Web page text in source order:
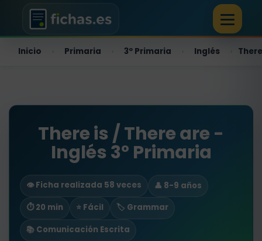
Inicio Primaria 3º Primaria Inglés
There is / There are -
Inglés 3º Primaria
👁️ Ficha realizada 58 veces
👤 8-9 años
⏱ 20 min
⭐ Fácil
🏷️ Grammar
📚 Comunicación Escrita